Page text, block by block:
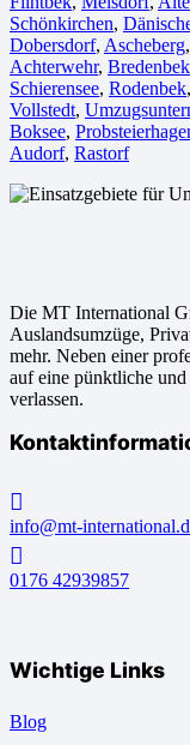
Schönkirchen,
Dobersdorf, Ascheberg,
Achterwehr, Bredenbek
Schierensee, Rodenbek,
Vollstedt,
Boksee,
Audorf, Rastorf
Die MT International
Auslandsumzüge,
mehr. Neben einer
auf eine pünktliche
verlassen.
info@mt-
0176 42939857
Wichtige Links
Blog